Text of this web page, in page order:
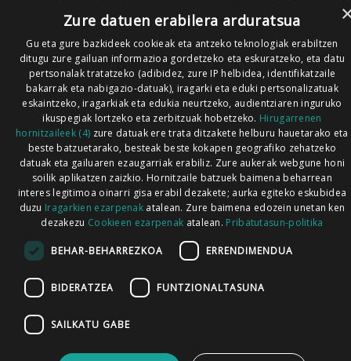
Zure datuen erabilera arduratsua
Gu eta gure bazkideek cookieak eta antzeko teknologiak erabiltzen
ditugu zure gailuan informazioa gordetzeko eta eskuratzeko, eta datu
pertsonalak tratatzeko (adibidez, zure IP helbidea, identifikatzaile
bakarrak eta nabigazio-datuak), iragarki eta eduki pertsonalizatuak
eskaintzeko, iragarkiak eta edukia neurtzeko, audientziaren inguruko
ikuspegiak lortzeko eta zerbitzuak hobetzeko. Hirugarrenen
hornitzaileek (4) zure datuak ere trata ditzakete helburu hauetarako eta
beste batzuetarako, besteak beste kokapen geografiko zehatzeko
datuak eta gailuaren ezaugarriak erabiliz. Zure aukerak webgune honi
soilik aplikatzen zaizkio. Hornitzaile batzuek baimena beharrean
interes legitimoa oinarri gisa erabil dezakete; aurka egiteko eskubidea
duzu Iragarkien ezarpenak atalean. Zure baimena edozein unetan ken
dezakezu Cookieen ezarpenak atalean. Pribatutasun-politika
BEHAR-BEHARREZKOA ERRENDIMENDUA
BIDERATZEA FUNTZIONALTASUNA
SAILKATU GABE